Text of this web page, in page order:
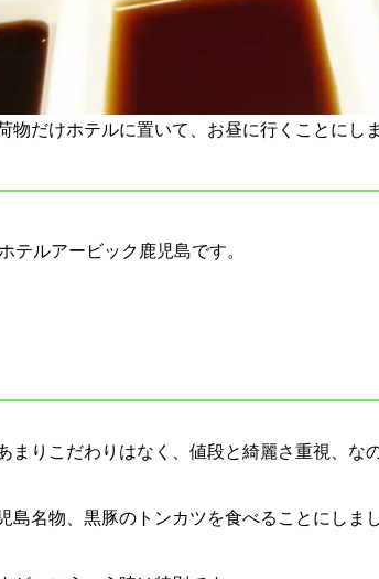
物だけホテルに置いて、お昼に行くことにしま
テルアービック鹿児島です。
まりこだわりはなく、値段と綺麗さ重視、な
島名物、黒豚のトンカツを食べることにしまし